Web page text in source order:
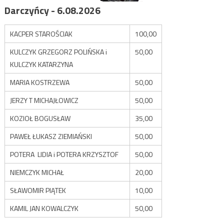
Darczyńcy - 6.08.2026
KACPER STAROŚCIAK
100,00
KULCZYK GRZEGORZ POLIŃSKA i
KULCZYK KATARZYNA
50,00
MARIA KOSTRZEWA
50,00
JERZY T MICHAJŁOWICZ
50,00
KOZIOŁ BOGUSŁAW
35,00
PAWEŁ ŁUKASZ ZIEMIAŃSKI
50,00
POTERA LIDIA i POTERA KRZYSZTOF
50,00
NIEMCZYK MICHAŁ
20,00
SŁAWOMIR PIĄTEK
10,00
KAMIL JAN KOWALCZYK
50,00